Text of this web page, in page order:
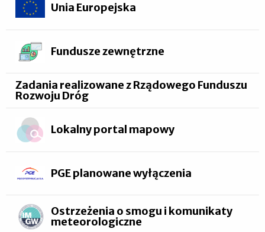
Unia Europejska
Fundusze zewnętrzne
Zadania realizowane z Rządowego Funduszu
Rozwoju Dróg
Lokalny portal mapowy
PGE planowane wyłączenia
Ostrzeżenia o smogu i komunikaty
meteorologiczne